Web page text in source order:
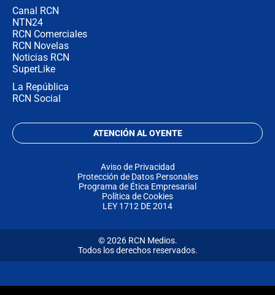
Canal RCN
NTN24
RCN Comerciales
RCN Novelas
Noticias RCN
SuperLike
La República
RCN Social
ATENCIÓN AL OYENTE
Aviso de Privacidad
Protección de Datos Personales
Programa de Ética Empresarial
Política de Cookies
LEY 1712 DE 2014
© 2026 RCN Medios.
Todos los derechos reservados.